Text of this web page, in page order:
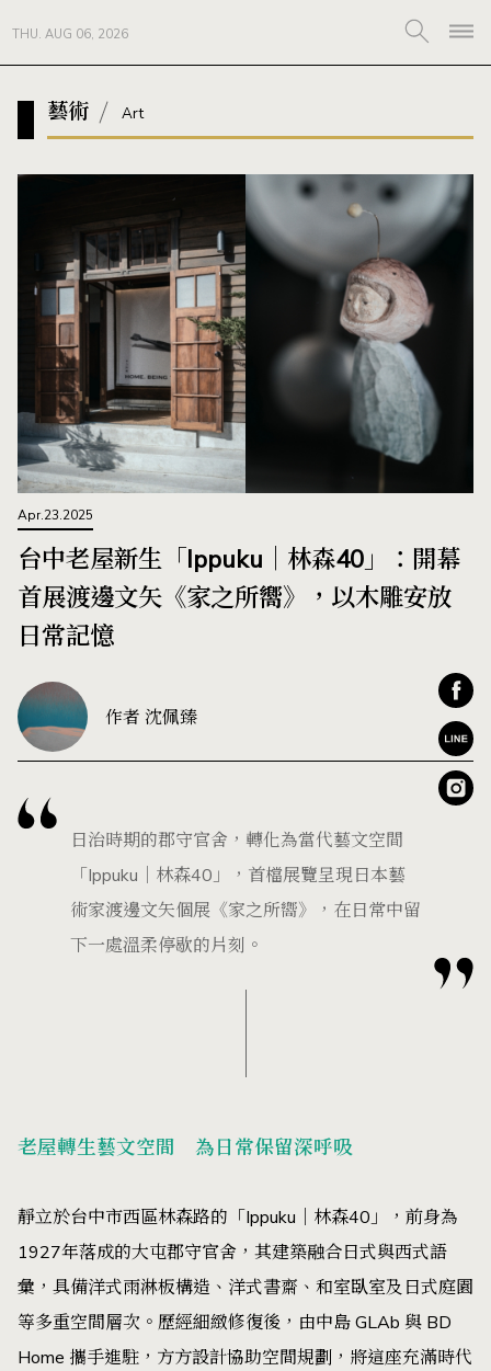
THU. AUG 06, 2026
藝術 Art
Apr.23.2025
台中老屋新生「Ippuku｜林森40」：開幕
首展渡邊文矢《家之所嚮》，以木雕安放
日常記憶
作者 沈佩臻
日治時期的郡守官舍，轉化為當代藝文空間
「Ippuku｜林森40」，首檔展覽呈現日本藝
術家渡邊文矢個展《家之所嚮》，在日常中留
下一處溫柔停歇的片刻。
老屋轉生藝文空間 為日常保留深呼吸
靜立於台中市西區林森路的「Ippuku｜林森40」，前身為
1927年落成的大屯郡守官舍，其建築融合日式與西式語
彙，具備洋式雨淋板構造、洋式書齋、和室臥室及日式庭園
等多重空間層次。歷經細緻修復後，由中島 GLAb 與 BD
Home 攜手進駐，方方設計協助空間規劃，將這座充滿時代